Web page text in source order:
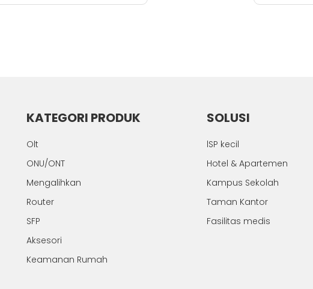
KATEGORI PRODUK
Olt
ONU/ONT
Mengalihkan
Router
SFP
Aksesori
Keamanan Rumah
SOLUSI
lSP kecil
Hotel & Apartemen
Kampus Sekolah
Taman Kantor
Fasilitas medis